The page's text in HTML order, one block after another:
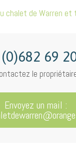
chalet de Warren
69
le
Envoyez un mail :